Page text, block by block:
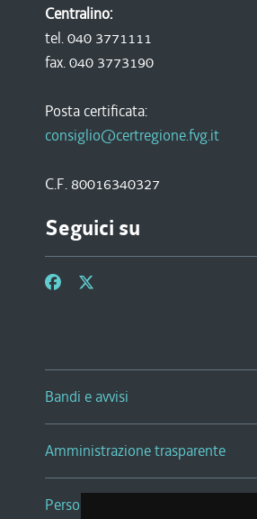
Centralino:
tel. 040 3771111
fax. 040 3773190
Posta certificata:
consiglio@certregione.fvg.it
C.F. 80016340327
Seguici su
Bandi e avvisi
Amministrazione trasparente
Persone e Uffici